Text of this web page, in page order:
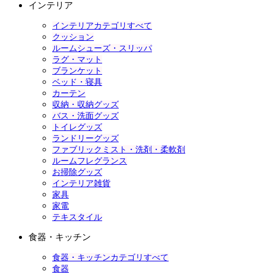
インテリア
インテリアカテゴリすべて
クッション
ルームシューズ・スリッパ
ラグ・マット
ブランケット
ベッド・寝具
カーテン
収納・収納グッズ
バス・洗面グッズ
トイレグッズ
ランドリーグッズ
ファブリックミスト・洗剤・柔軟剤
ルームフレグランス
お掃除グッズ
インテリア雑貨
家具
家電
テキスタイル
食器・キッチン
食器・キッチンカテゴリすべて
食器